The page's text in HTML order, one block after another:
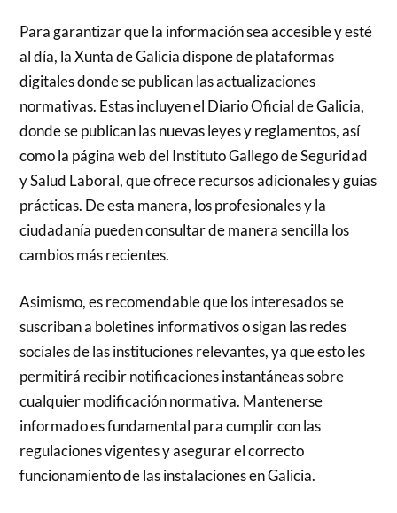
Para garantizar que la información sea accesible y esté
al día, la Xunta de Galicia dispone de plataformas
digitales donde se publican las actualizaciones
normativas. Estas incluyen el Diario Oficial de Galicia,
donde se publican las nuevas leyes y reglamentos, así
como la página web del Instituto Gallego de Seguridad
y Salud Laboral, que ofrece recursos adicionales y guías
prácticas. De esta manera, los profesionales y la
ciudadanía pueden consultar de manera sencilla los
cambios más recientes.
Asimismo, es recomendable que los interesados se
suscriban a boletines informativos o sigan las redes
sociales de las instituciones relevantes, ya que esto les
permitirá recibir notificaciones instantáneas sobre
cualquier modificación normativa. Mantenerse
informado es fundamental para cumplir con las
regulaciones vigentes y asegurar el correcto
funcionamiento de las instalaciones en Galicia.